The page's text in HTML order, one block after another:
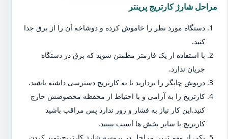
مراحل شارژ کارتریج پرینتر
دستگاه مورد نظر را خاموش کرده و دوشاخه آن را از برق جدا
کنید.
با استفاده از یک فازمتر مطمئن شوید که برق در دستگاه
جریان ندارد.
درپوش چاپگر را بردارید تا به کارتریج دسترسی داشته باشید.
کارتریج را به آرامی و با احتیاط از محفظه مخصوصش خارج
کنید.این کار نیاز به فشار و زور ندارد پس مراقب باشید
کارتریج یا سایر بخش ها آسیب نبینند.